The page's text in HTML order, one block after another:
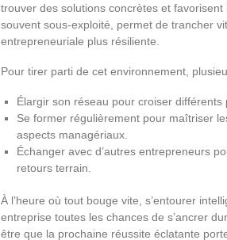
trouver des solutions concrètes et
souvent sous-exploité, permet de trancher
entrepreneuriale plus résiliente.
Pour tirer parti de cet environnement,
Élargir son réseau pour croiser
Se former régulièrement pour maîtriser
aspects managériaux.
Échanger avec d’autres entrepreneurs
retours terrain.
À l’heure où tout bouge vite, s’entourer
entreprise toutes les chances de s’ancrer
être que la prochaine réussite éclatante